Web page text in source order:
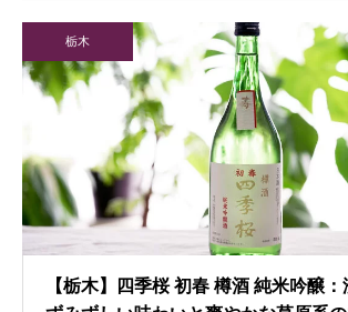
栃木
【栃木】四季桜 初春 樽酒 純米吟醸